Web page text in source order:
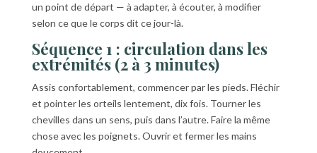
un point de départ — à adapter, à écouter, à modifier
selon ce que le corps dit ce jour-là.
Séquence 1 : circulation dans les
extrémités (2 à 3 minutes)
Assis confortablement, commencer par les pieds. Fléchir
et pointer les orteils lentement, dix fois. Tourner les
chevilles dans un sens, puis dans l’autre. Faire la même
chose avec les poignets. Ouvrir et fermer les mains